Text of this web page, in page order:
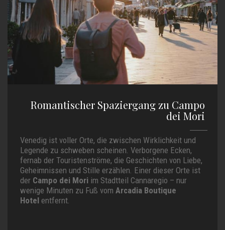
Romantischer Spaziergang zu Campo
dei Mori
Venedig ist voller Orte, die zwischen Wirklichkeit und
Legende zu schweben scheinen. Verborgene Ecken,
fernab der Touristenströme, die Geschichten von Liebe,
Geheimnissen und Stille erzählen. Einer dieser Orte ist
der Campo dei Mori im Stadtteil Cannaregio – nur
wenige Minuten zu Fuß vomArcadia Boutique
Hotel entfernt.